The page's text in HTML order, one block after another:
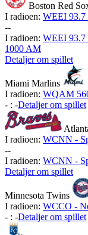
Boston Red
I radioen: WEEI 93.7
--
I radioen: WEEI 93.7
1000 AM
Detaljer om spillet
Miami Marlins
I radioen: WQAM
- : -Detaljer om spillet
I radioen: WCNN -
--
I radioen: WCNN -
Detaljer om spillet
Minnesota Twins
I radioen: WCCO -
- : -Detaljer om spillet